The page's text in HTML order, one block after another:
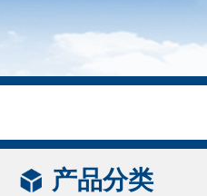
产品分类